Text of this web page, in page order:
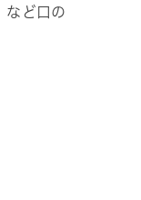
など口の